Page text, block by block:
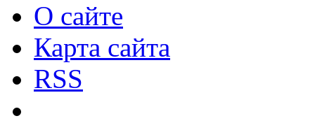
О сайте
Карта сайта
RSS